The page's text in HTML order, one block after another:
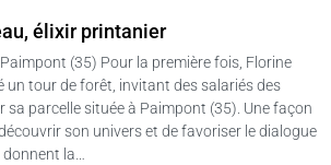
élixir printanier
(35) Pour la première fois, Florine
un tour de forêt, invitant des salariés des
sa parcelle située à Paimpont (35). Une façon
son univers et de favoriser le dialogue
donnent la…